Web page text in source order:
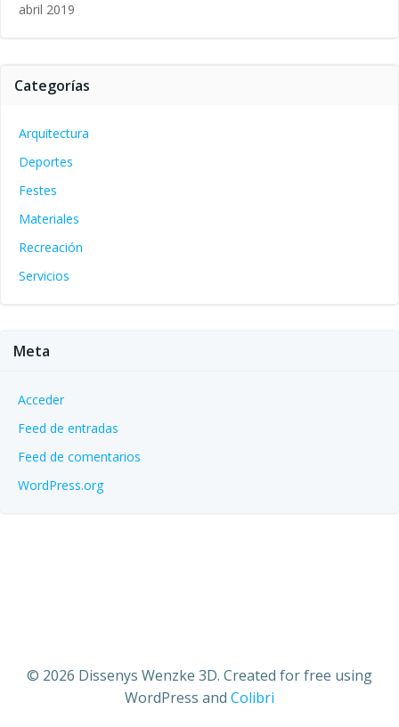
abril 2019
Categorías
Arquitectura
Deportes
Festes
Materiales
Recreación
Servicios
Meta
Acceder
Feed de entradas
Feed de comentarios
WordPress.org
© 2026 Dissenys Wenzke 3D. Created for free using
WordPress and Colibri